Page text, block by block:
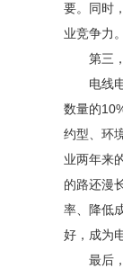
要。同时
业竞争力。
第三
电线
数量的
约型、环
业两年来
的路还漫
率、降低
好，成为
最后